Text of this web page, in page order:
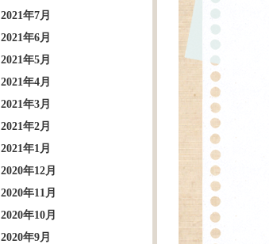
2021年7月
2021年6月
2021年5月
2021年4月
2021年3月
2021年2月
2021年1月
2020年12月
2020年11月
2020年10月
2020年9月